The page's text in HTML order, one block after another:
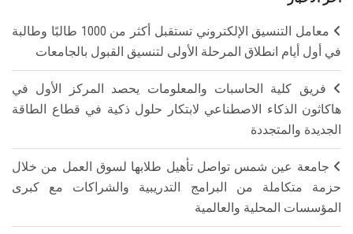
معامل التنسيق الإلكتروني تستقبل أكثر من 1000 طالبًا وطالبة
في أول أيام انطلاق المرحلة الأولى لتنسيق القبول بالجامعات
فريق كلية الحاسبات والمعلومات يحصد المركز الأول في
هاكاثون الذكاء الاصطناعي لابتكار حلول ذكية في قطاع الطاقة
الجديدة والمتجددة
جامعة عين شمس تواصل تأهيل طلابها لسوق العمل من خلال
حزمة متكاملة من البرامج التدريبية والشراكات مع كبرى
المؤسسات المحلية والعالمية